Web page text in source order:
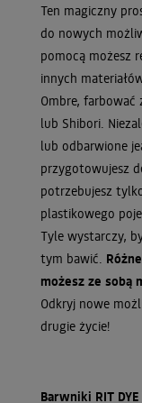
Ten magiczny
do nowych
pomocą możesz
innych
Ombre, farbować
lub Shibori.
lub odbarwione
przygotowujesz
potrzebujesz
plastikowego
Tyle wystarczy,
tym bawić.
możesz ze sobą
Odkryj nowe
drugie życie!
Barwniki RIT